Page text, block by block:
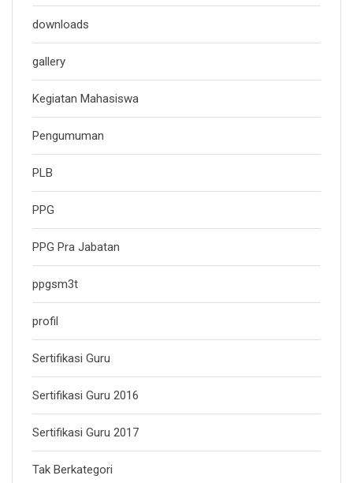
downloads
gallery
Kegiatan Mahasiswa
Pengumuman
PLB
PPG
PPG Pra Jabatan
ppgsm3t
profil
Sertifikasi Guru
Sertifikasi Guru 2016
Sertifikasi Guru 2017
Tak Berkategori